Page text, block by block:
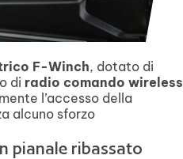
F-Winch, dotato di
di radio comando wireless
l’accesso della
alcuno sforzo
pianale ribassato